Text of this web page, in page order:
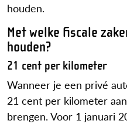
houden.
Met welke fiscale
houden?
21 cent per kilometer
Wanneer je een privé
21 cent per kilometer
brengen. Voor 1 januari